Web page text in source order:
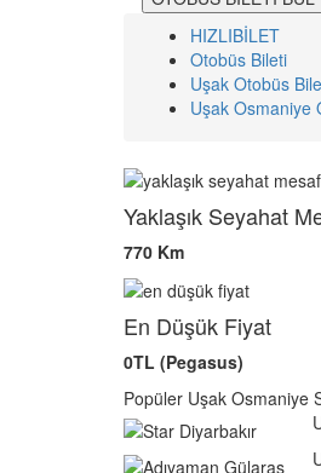
HIZLIBİLET
Otobüs Bileti
Uşak Otobüs
Uşak Osmaniye
Yaklaşık Seyahat
770 Km
En Düşük Fiyat
0TL (Pegasus)
Popüler Uşak Osmaniye